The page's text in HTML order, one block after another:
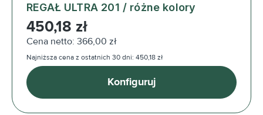
REGAŁ ULTRA 201 / różne kolory
Cena regularna:
450,18 zł
Cena netto: 366,00 zł
Najniższa cena z ostatnich 30 dni: 450,18 zł
Konfiguruj